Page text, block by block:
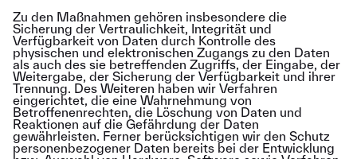
Zu den Maßnahmen gehören insbesondere die
Sicherung der Vertraulichkeit, Integrität und
Verfügbarkeit von Daten durch Kontrolle des
physischen und elektronischen Zugangs zu den Daten
als auch des sie betreffenden Zugriffs, der Eingabe, der
Weitergabe, der Sicherung der Verfügbarkeit und ihrer
Trennung. Des Weiteren haben wir Verfahren
eingerichtet, die eine Wahrnehmung von
Betroffenenrechten, die Löschung von Daten und
Reaktionen auf die Gefährdung der Daten
gewährleisten. Ferner berücksichtigen wir den Schutz
personenbezogener Daten bereits bei der Entwicklung